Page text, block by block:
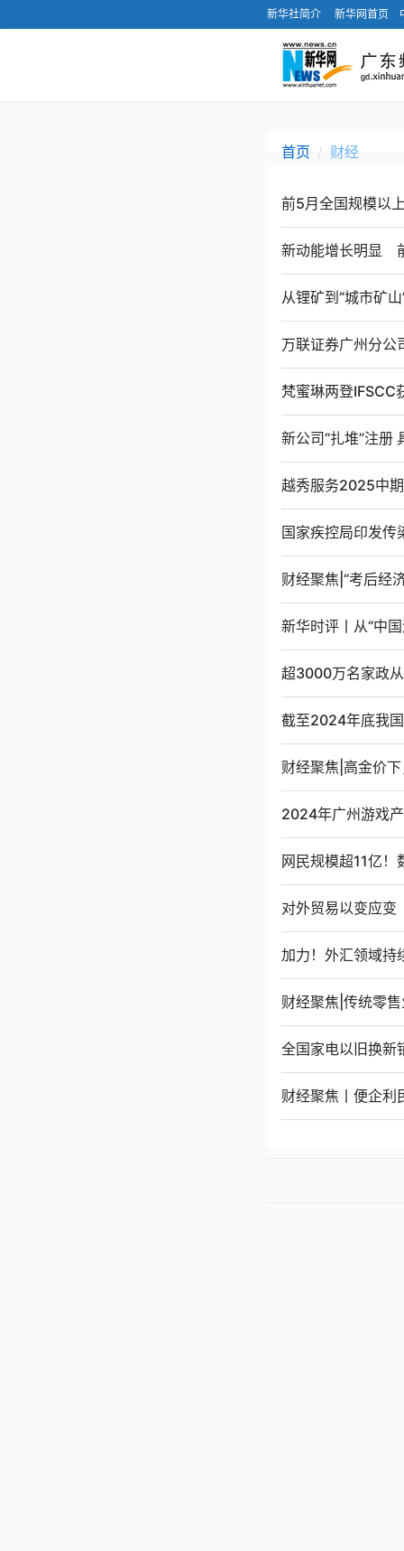
新华社简介 新华网首页
首页 财经
前5月全国规模以
新动能增长明显
从锂矿到“城市矿
万联证券广州分公
梵蜜琳两登IFSCC
新公司“扎堆”注册
越秀服务2025中
国家疾控局印发传
财经聚焦|“考后经
新华时评丨从“中
超3000万名家政
截至2024年底我
财经聚焦|高金价
2024年广州游戏
网民规模超11亿
对外贸易以变应变
加力！外汇领域持
财经聚焦|传统零
全国家电以旧换
财经聚焦丨便企利